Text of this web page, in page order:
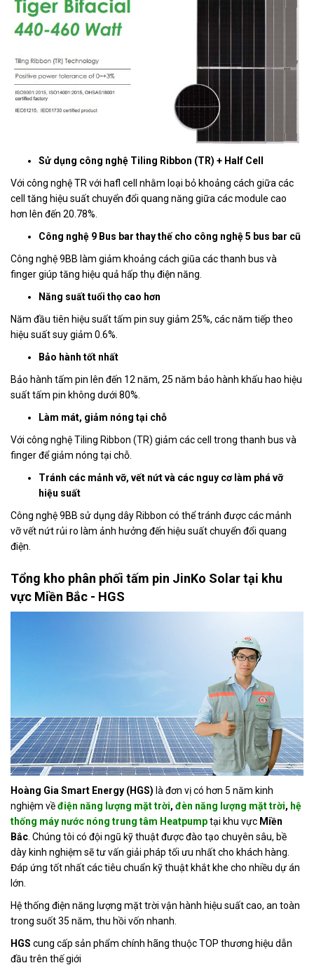
Sử dụng công nghệ Tiling Ribbon (TR) + Half Cell
Với công nghệ TR với hafl cell nhằm loại bỏ khoảng cách giữa các
cell tăng hiệu suất chuyển đổi quang năng giữa các module cao
hơn lên đến 20.78%.
Công nghệ 9 Bus bar thay thế cho công nghệ 5 bus bar cũ
Công nghệ 9BB làm giảm khoảng cách giũa các thanh bus và
finger giúp tăng hiệu quả hấp thụ điện năng.
Năng suất tuổi thọ cao hơn
Năm đầu tiên hiệu suất tấm pin suy giảm 25%, các năm tiếp theo
hiệu suất suy giảm 0.6%.
Bảo hành tốt nhất
Bảo hành tấm pin lên đến 12 năm, 25 năm bảo hành khấu hao hiệu
suất tấm pin không dưới 80%.
Làm mát, giảm nóng tại chỗ
Với công nghệ Tiling Ribbon (TR) giảm các cell trong thanh bus và
finger để giảm nóng tại chỗ.
Tránh các mảnh vỡ, vết nứt và các nguy cơ làm phá vỡ
hiệu suất
Công nghệ 9BB sử dụng dây Ribbon có thể tránh được các mảnh
vỡ vết nứt rủi ro làm ảnh hưởng đến hiệu suất chuyển đổi quang
điện.
Tổng kho phân phối tấm pin JinKo Solar tại khu
vực Miền Bắc - HGS
Hoàng Gia Smart Energy (HGS) là đơn vị có hơn 5 năm kinh
nghiệm vềđiện năng lượng mặt trời, đèn năng lượng mặt trời, hệ
thống máy nước nóng trung tâm Heatpumptại khu vực Miền
Bắc . Chúng tôi có đội ngũ kỹ thuật được đào tạo chuyên sâu, bề
dày kinh nghiệm sẽ tư vấn giải pháp tối ưu nhất cho khách hàng.
Đáp ứng tốt nhất các tiêu chuẩn kỹ thuật khắt khe cho nhiều dự án
lớn.
Hệ thống điện năng lượng mặt trời vận hành hiệu suất cao, an toàn
trong suốt 35 năm, thu hồi vốn nhanh.
HGS cung cấp sản phẩm chính hãng thuộc TOP thương hiệu dẫn
đầu trên thế giới